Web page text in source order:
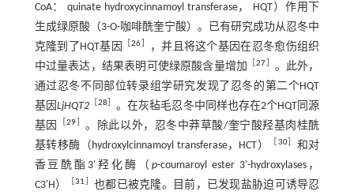
CoA： quinate hydroxycinnamoyl transferase， HQT）作用下
生成绿原酸（3-O-咖啡酰奎宁酸）。已有研究成功从忍冬中
克隆到了HQT基因
［26
，并且将这个基因在忍冬愈伤组织
中过量表达，结果表明可使绿原酸含量增加
［27
。此外，
通过忍冬不同部位转录组学研究发现了忍冬的第二个HQT
基因 LjHQT2［ 28
。在灰毡毛忍冬中同样也存在2个HQT同源
基因
［29
。除此以外，忍冬中莽草酸/奎宁酸羟基肉桂酰
基转移酶（hydroxylcinnamoyl transferase，HCT）
30］ 和对
香豆酰酯3'羟化酶（ p-coumaroyl ester 3'-hydroxylases，
C3'H）
［31 ］也都已被克隆。目前，已发现盐胁迫可诱导忍